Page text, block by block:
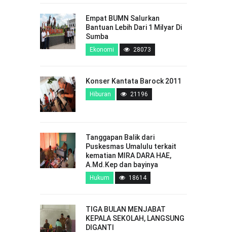
Empat BUMN Salurkan
Bantuan Lebih Dari 1 Milyar Di
Sumba
Ekonomi 28073
Konser Kantata Barock 2011
Hiburan 21196
Tanggapan Balik dari
Puskesmas Umalulu terkait
kematian MIRA DARA HAE,
A.Md.Kep dan bayinya
Hukum 18614
TIGA BULAN MENJABAT
KEPALA SEKOLAH, LANGSUNG
DIGANTI